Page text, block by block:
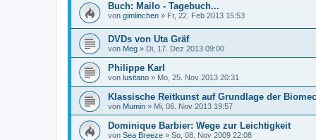
Buch: Mailo - Tagebuch...
von gimlinchen » Fr, 22. Feb 2013 15:53
DVDs von Uta Gräf
von Meg » Di, 17. Dez 2013 09:00
Philippe Karl
von lusitano » Mo, 25. Nov 2013 20:31
Klassische Reitkunst auf Grundlage der
von Mumin » Mi, 06. Nov 2013 19:57
Dominique Barbier: Wege zur Leichtigkeit
von Sea Breeze » So, 08. Nov 2009 22:08